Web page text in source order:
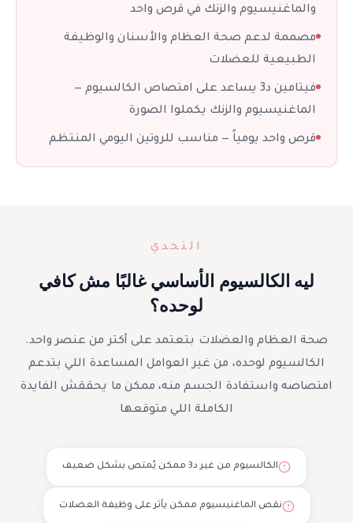
والماغنيسيوم والزنك في قرص واحد
مصممة لدعم صحة العظام والأسنان والوظيفة
الطبيعية للعضلات
فيتامين د3 يساعد على امتصاص الكالسيوم —
الماغنيسيوم والزنك يكملوا الصورة
قرص واحد يومياً — مناسب للروتين اليومي المنتظم
التحدي
ليه الكالسيوم الأساسي غالبًا مش كافي
لوحده؟
صحة العظام والعضلات بتعتمد على أكتر من عنصر واحد.
الكالسيوم لوحده، من غير العوامل المساعدة اللي بتدعم
امتصاصه واستفادة الجسم منه، ممكن ما يحققش الفايدة
الكاملة اللي متوقعها
الكالسيوم من غير د3 ممكن يُمتص بشكل ضعيف
نقص الماغنيسيوم ممكن يأثر على وظيفة العضلات